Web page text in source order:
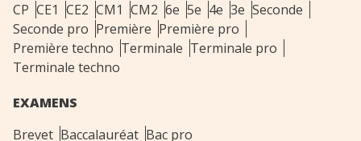
CP CE1 CE2 CM1 CM2 6e 5e 4e 3e Seconde
Seconde pro Première Première pro
Première techno Terminale Terminale pro
Terminale techno
EXAMENS
Brevet Baccalauréat Bac pro